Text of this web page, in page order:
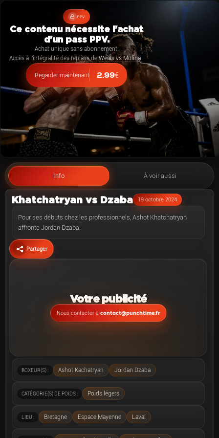
PPV
Ce contenu nécessite l'achat
d'un pass PPV.
Achat unique sans abonnement.
Accès à l'intégralité des replays deWeiss vs Molina .
Regarder maintenant 2.99€
Info À voir aussi
Khatchatryan vs Dzaba 19 octobre 2024
Pour ses débuts chez les professionnels, Ashot Khatchatryan
affronte Jordan Dzaba.
Partager
Votre publicité
Nous contacter à contact@punchtime.fr
BOXEUR(S) : Ashot Kachatryan Jordan Dzaba
CATÉGORIE(S) DE POIDS : Poids légers
LIEU : Bretagne Espace Mayenne Laval